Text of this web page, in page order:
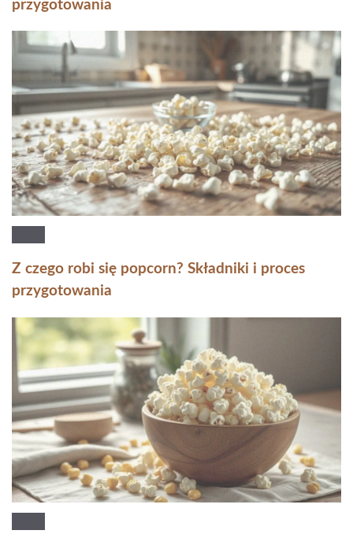
przygotowania
Z czego robi się popcorn? Składniki i proces
przygotowania